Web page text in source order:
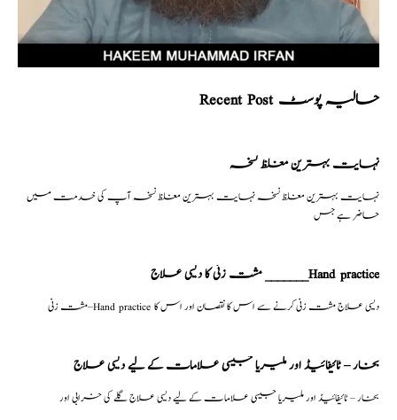
Recent Post حالیہ پوسٹ
نہایت بہترین مغلظ نسخہ
نہایت بہترین مغلظ نسخہ نہایت بہترین مغلظ نسخہ آپ کی خدمت میں
حاضر ہے جس
مشت زنی کا دیسی علاج _______Hand practice
مشت زنی–Hand practice دیسی علاج مشت زنی کرنے سے اس کا نقصان اور اس کا
بخار – ٹائیفائیڈ اور ملیریا جیسی علامات کے لیے دیسی علاج
بخار – ٹائیفائیڈ اور ملیریا جیسی علامات کے لیے دیسی علاج گلے کی خرابی اور